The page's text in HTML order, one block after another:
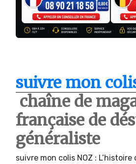
suivre mon
chaîne de
française de
généraliste
suivre mon colis NOZ : L’histoire